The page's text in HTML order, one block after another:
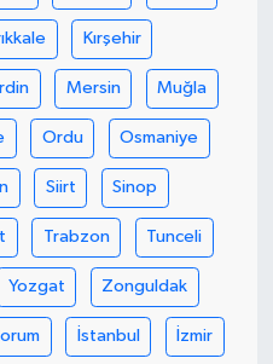
Kırşehir
Mersin Muğla
Ordu Osmaniye
Siirt Sinop
Trabzon Tunceli
Yozgat Zonguldak
İstanbul İzmir